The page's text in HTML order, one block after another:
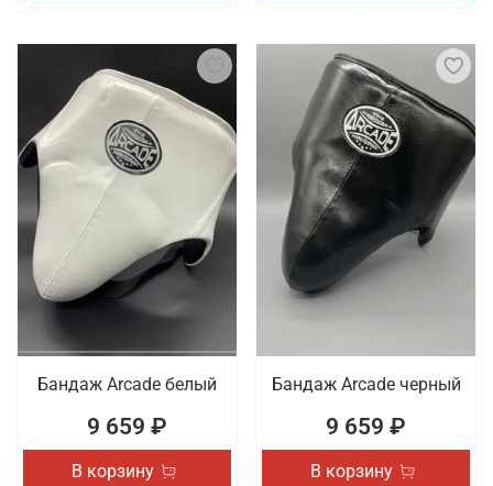
Бандаж Arcade белый
9 659 ₽
В корзину
Бандаж Arcade черный
9 659 ₽
В корзину